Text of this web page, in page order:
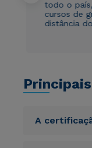
todo o
cursos de
distância
A